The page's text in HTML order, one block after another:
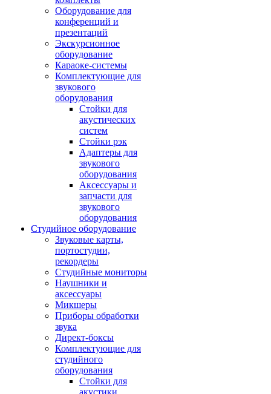
Оборудование для
конференций и
презентаций
Экскурсионное
оборудование
Караоке-системы
Комплектующие для
звукового
оборудования
Стойки для
акустических
систем
Стойки рэк
Адаптеры для
звукового
оборудования
Аксессуары и
запчасти для
звукового
оборудования
Студийное оборудование
Звуковые карты,
портостудии,
рекордеры
Студийные мониторы
Наушники и
аксессуары
Микшеры
Приборы обработки
звука
Директ-боксы
Комплектующие для
студийного
оборудования
Стойки для
акустики